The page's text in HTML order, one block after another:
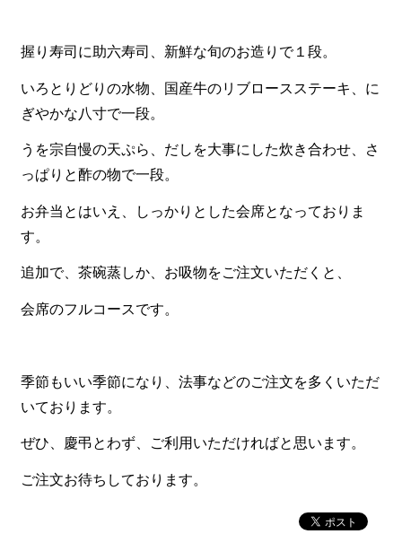
お食い初め・お子様膳
無料貸し出し
ランキング
お知らせ
スタッフブログ
会社概要
お問い合わせ
サイトマップ
ログイン・マイページ
握り寿司に助六寿司、新鮮な旬のお造りで１段。
いろとりどりの水物、国産牛のリブロースステーキ、に
ぎやかな八寸で一段。
うを宗自慢の天ぷら、だしを大事にした炊き合わせ、さ
っぱりと酢の物で一段。
お弁当とはいえ、しっかりとした会席となっておりま
す。
追加で、茶碗蒸しか、お吸物をご注文いただくと、
会席のフルコースです。
季節もいい季節になり、法事などのご注文を多くいただ
いております。
ぜひ、慶弔とわず、ご利用いただければと思います。
ご注文お待ちしております。